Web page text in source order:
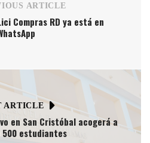
ARTICLE
Compras RD ya está en
ARTICLE
en San Cristóbal acogerá a
500 estudiantes